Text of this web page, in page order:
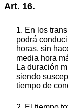
Art. 16.
1. En los
podrá
horas, sin
media hora
La duración
siendo
tiempo de